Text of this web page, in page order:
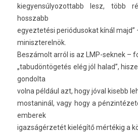
kiegyen­súlyozot­tabb lesz, több
hosszabb
egyez­tetési per­iódusokat kínál majd”
miniszterel­nök.
Beszámolt arról is az LMP-seknek –
„tabudöntögetés elég jól halad”,
gon­dolta
volna például azt, hogy jóval kisebb
mos­taninál, vagy hogy a
em­berek
igazságérzetét kielégítő mértékig a